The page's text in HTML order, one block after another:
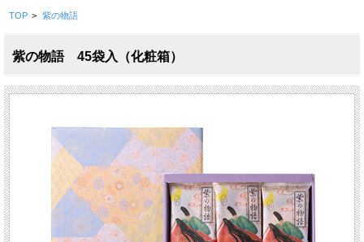
TOP > 紫の物語
紫の物語 45袋入（化粧箱）